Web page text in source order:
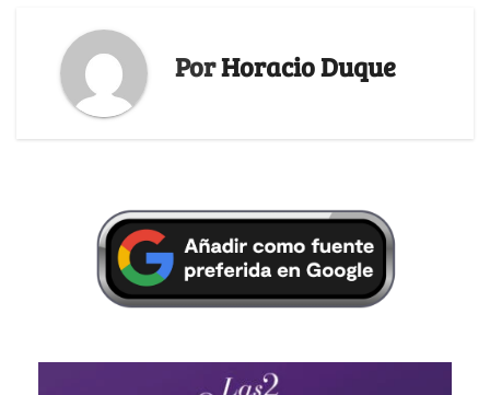
PorHoracio Duque